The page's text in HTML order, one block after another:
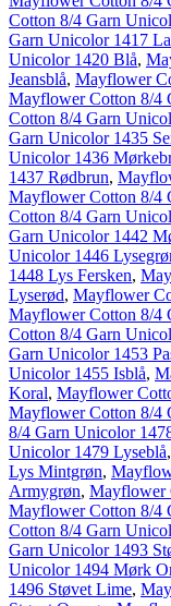
Cotton 8/4 Garn
Garn Unicolor 1417
Unicolor 1420 Blå,
Jeansblå, Mayflower
Mayflower Cotton 8/4
Cotton 8/4 Garn
Garn Unicolor 1435
Unicolor 1436
1437 Rødbrun,
Mayflower Cotton 8/4
Cotton 8/4 Garn
Garn Unicolor 1442
Unicolor 1446
1448 Lys Fersken,
Lyserød, Mayflower
Mayflower Cotton 8/4
Cotton 8/4 Garn
Garn Unicolor 1453
Unicolor 1455 Isblå,
Koral, Mayflower
Mayflower Cotton 8/4
8/4 Garn Unicolor
Unicolor 1479 Lyseblå,
Lys Mintgrøn,
Armygrøn, Mayflower
Mayflower Cotton 8/4
Cotton 8/4 Garn
Garn Unicolor 1493
Unicolor 1494 Mørk
1496 Støvet Lime,